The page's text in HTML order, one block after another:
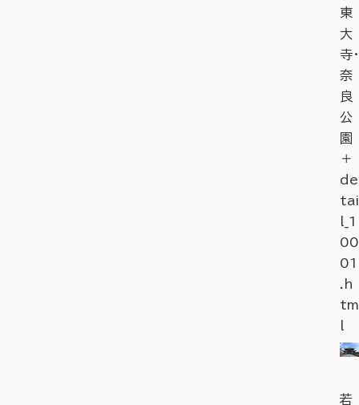
東
大
寺・
奈
良
公
園
＋
de
tai
l_1
00
01
.h
tm
若